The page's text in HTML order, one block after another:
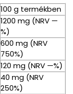
100 g termékben
1200 mg (NRV —
%)
600 mg (NRV
750%)
120 mg (NRV —%)
40 mg (NRV
250%)